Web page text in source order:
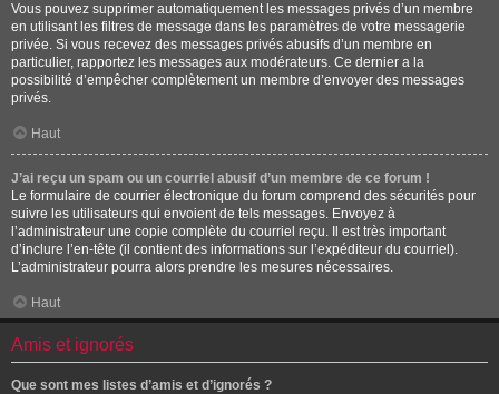
Vous pouvez supprimer automatiquement les messages privés d’un membre
en utilisant les filtres de message dans les paramètres de votre messagerie
privée. Si vous recevez des messages privés abusifs d’un membre en
particulier, rapportez les messages aux modérateurs. Ce dernier a la
possibilité d’empêcher complètement un membre d’envoyer des messages
privés.
Haut
J’ai reçu un spam ou un courriel abusif d’un membre de ce forum !
Le formulaire de courrier électronique du forum comprend des sécurités pour
suivre les utilisateurs qui envoient de tels messages. Envoyez à
l’administrateur une copie complète du courriel reçu. Il est très important
d’inclure l’en-tête (il contient des informations sur l’expéditeur du courriel).
L’administrateur pourra alors prendre les mesures nécessaires.
Haut
Amis et ignorés
Que sont mes listes d’amis et d’ignorés ?